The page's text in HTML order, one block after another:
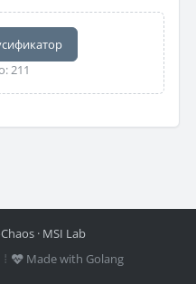
211
· MSI Lab
Made with Golang